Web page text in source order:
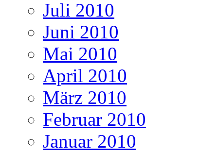
Juli 2010
Juni 2010
Mai 2010
April 2010
März 2010
Februar 2010
Januar 2010